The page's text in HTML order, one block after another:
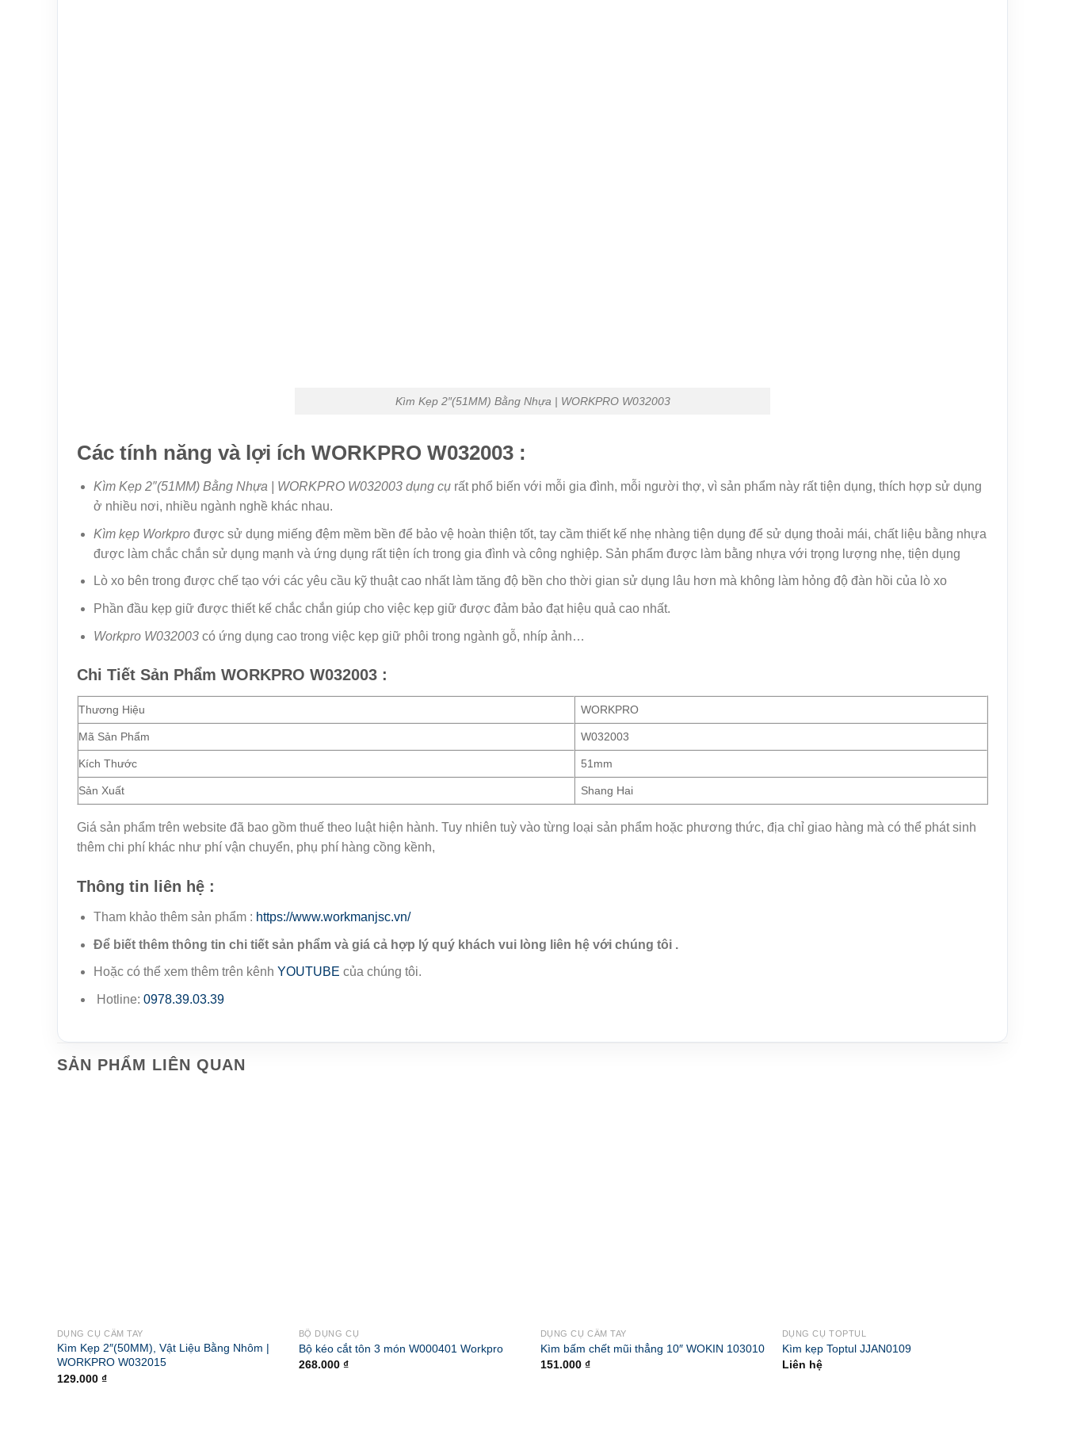
Kìm Kẹp 2″(51MM) Bằng Nhựa | WORKPRO W032003
Các tính năng và lợi ích WORKPRO W032003 :
Kìm Kẹp 2″(51MM) Bằng Nhựa | WORKPRO W032003 dụng cụrất phổ biến với mỗi gia đình, mỗi người thợ, vì sản phẩm này rất tiện dụng, thích hợp sử dụng
ở nhiều nơi, nhiều ngành nghề khác nhau.
Kìm kẹp Workpro được sử dụng miếng đệm mềm bền để bảo vệ hoàn thiện tốt, tay cầm thiết kế nhẹ nhàng tiện dụng để sử dụng thoải mái, chất liệu bằng nhựa
được làm chắc chắn sử dụng mạnh và ứng dụng rất tiện ích trong gia đình và công nghiệp. Sản phẩm được làm bằng nhựa với trọng lượng nhẹ, tiện dụng
Lò xo bên trong được chế tạo với các yêu cầu kỹ thuật cao nhất làm tăng độ bền cho thời gian sử dụng lâu hơn mà không làm hỏng độ đàn hồi của lò xo
Phần đầu kẹp giữ được thiết kế chắc chắn giúp cho việc kẹp giữ được đảm bảo đạt hiệu quả cao nhất.
Workpro W032003 có ứng dụng cao trong việc kẹp giữ phôi trong ngành gỗ, nhíp ảnh…
Chi Tiết Sản Phẩm WORKPRO W032003 :
Thương Hiệu WORKPRO
Mã Sản Phẩm W032003
Kích Thước 51mm
Sản Xuất Shang Hai
Giá sản phẩm trên website đã bao gồm thuế theo luật hiện hành. Tuy nhiên tuỳ vào từng loại sản phẩm hoặc phương thức, địa chỉ giao hàng mà có thể phát sinh
thêm chi phí khác như phí vận chuyển, phụ phí hàng cồng kềnh,
Thông tin liên hệ :
Tham khảo thêm sản phẩm : https://www.workmanjsc.vn/
Để biết thêm thông tin chi tiết sản phẩm và giá cả hợp lý quý khách vui lòng liên hệ với chúng tôi .
Hoặc có thể xem thêm trên kênh YOUTUBE của chúng tôi.
Hotline: 0978.39.03.39
SẢN PHẨM LIÊN QUAN
DỤNG CỤ CẦM TAY
Kìm Kẹp 2″(50MM), Vật Liệu Bằng Nhôm |
WORKPRO W032015
129.000 ₫
BỘ DỤNG CỤ
Bộ kéo cắt tôn 3 món W000401 Workpro
268.000 ₫
DỤNG CỤ CẦM TAY
Kìm bấm chết mũi thẳng 10″ WOKIN 103010
151.000 ₫
DỤNG CỤ TOPTUL
Kìm kẹp Toptul JJAN0109
Liên hệ